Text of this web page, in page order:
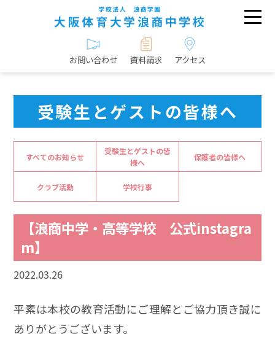
お問い合わせ 資料請求 アクセス
受験生とゲストの皆様へ
すべてのお知らせ
受験生とゲストの皆
様へ
保護者の皆様へ
クラブ活動 学校行事
【浪商中学・高等学校 公式instagra
m】
2022.03.26
平素は本校の教育活動にご理解とご協力頂き誠に
ありがとうございます。